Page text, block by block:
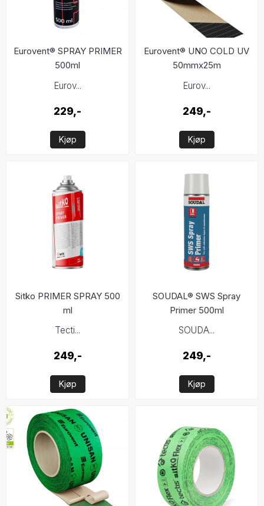
Eurovent® SPRAY PRIMER
500ml
Eurov...
229,-
Kjøp
Eurovent® UNO COLD UV
50mmx25m
Eurov...
249,-
Kjøp
Sitko PRIMER SPRAY 500
ml
Tecti...
249,-
Kjøp
SOUDAL® SWS Spray
Primer 500ml
SOUDA...
249,-
Kjøp